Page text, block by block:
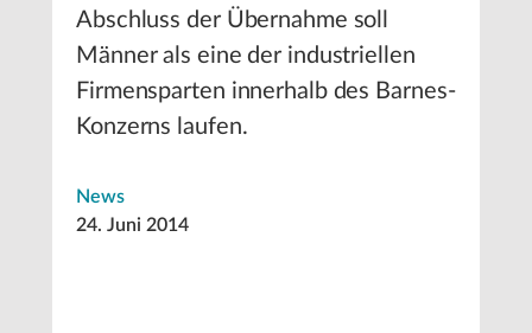
Abschluss der Übernahme soll
Männer als eine der industriellen
Firmensparten innerhalb des Barnes-
Konzerns laufen.
News
24. Juni 2014